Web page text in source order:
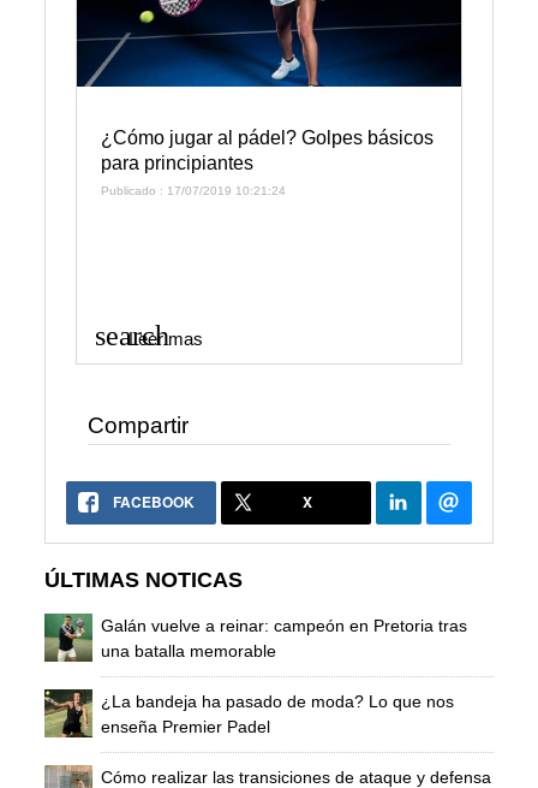
¿Cómo jugar al pádel? Golpes básicos
para principiantes
Publicado : 17/07/2019 10:21:24
search
Leer mas
Compartir
FACEBOOK X
ÚLTIMAS NOTICAS
Galán vuelve a reinar: campeón en Pretoria tras
una batalla memorable
¿La bandeja ha pasado de moda? Lo que nos
enseña Premier Padel
Cómo realizar las transiciones de ataque y defensa